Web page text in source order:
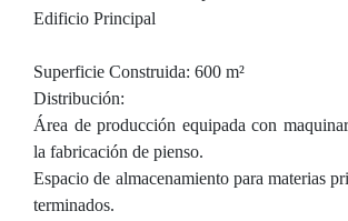
Edificio Principal
Superficie Construida: 600 m²
Distribución:
Área de producción equipada con
la fabricación de pienso.
Espacio de almacenamiento para materias
terminados.